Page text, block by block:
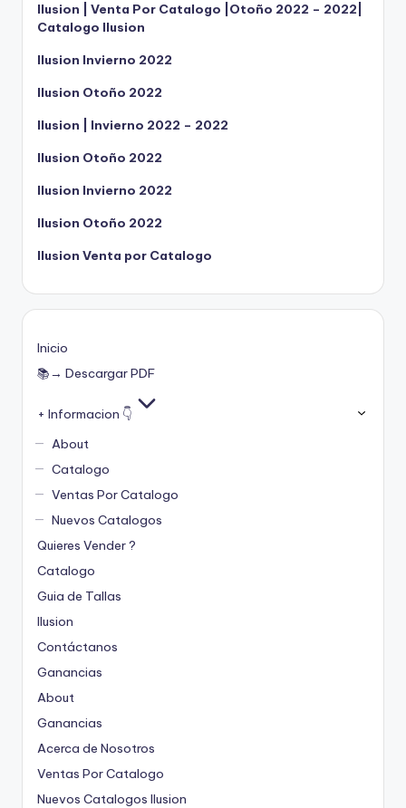
Ilusion | Venta Por Catalogo |Otoño 2022 – 2022|
Catalogo Ilusion
Ilusion Invierno 2022
Ilusion Otoño 2022
Ilusion | Invierno 2022 – 2022
Ilusion Otoño 2022
Ilusion Invierno 2022
Ilusion Otoño 2022
Ilusion Venta por Catalogo
Inicio
📚→ Descargar PDF
+ Informacion 👇
About
Catalogo
Ventas Por Catalogo
Nuevos Catalogos
Quieres Vender ?
Catalogo
Guia de Tallas
Ilusion
Contáctanos
Ganancias
About
Ganancias
Acerca de Nosotros
Ventas Por Catalogo
Nuevos Catalogos Ilusion